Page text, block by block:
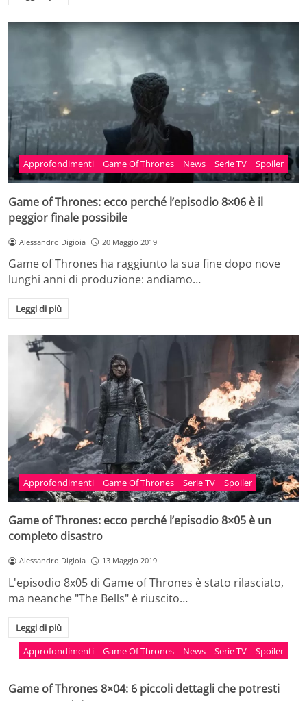
Approfondimenti Game Of Thrones News Serie TV Spoiler
Game of Thrones: ecco perché l’episodio 8×06 è il
peggior finale possibile
Alessandro Digioia 20 Maggio 2019
Game of Thrones ha raggiunto la sua fine dopo nove
lunghi anni di produzione: andiamo…
Leggi di più
Approfondimenti Game Of Thrones Serie TV Spoiler
Game of Thrones: ecco perché l’episodio 8×05 è un
completo disastro
Alessandro Digioia 13 Maggio 2019
L'episodio 8x05 di Game of Thrones è stato rilasciato,
ma neanche "The Bells" è riuscito…
Leggi di più
Approfondimenti
Game Of Thrones News Serie TV Spoiler
Game of Thrones 8×04: 6 piccoli dettagli che potresti